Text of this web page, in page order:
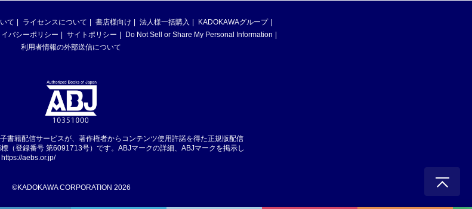
て ライセンスについて 書店様向け 法人様一括購入
KADOKAWAグループ
イバシーポリシー サイトポリシー
Do Not Sell or Share My Personal Information
利用者情報の外部送信について
書籍配信サービスが、著作権者からコンテンツ使用許諾を得た正規版配信
（登録番号 第6091713号）です。ABJマークの詳細、ABJマークを掲示し
https://aebs.or.jp/
©KADOKAWA CORPORATION 2026